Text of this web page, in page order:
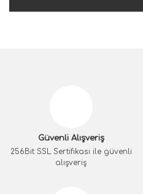
Güvenli Alışveriş
256Bit SSL Sertifikası ile güvenli
alışveriş